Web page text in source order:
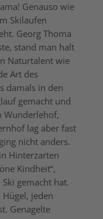
Genauso wie
Skilaufen
Georg Thoma
stand man halt
Naturtalent wie
Art des
damals in den
gemacht und
Wunderlehof,
lag aber fast
nicht anders.
Hinterzarten
Kindheit“,
gemacht hat.
jeden
Genagelte